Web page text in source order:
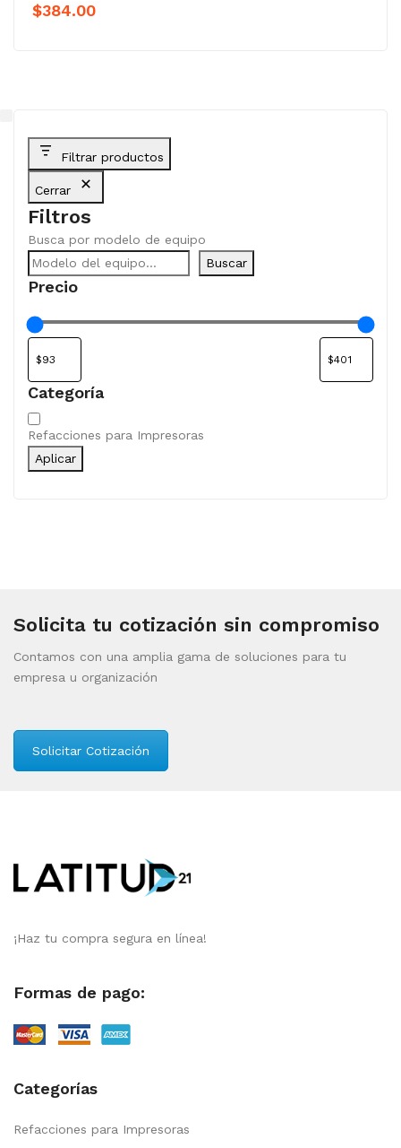
$384.00
Filtrar productos
Cerrar
Filtros
Busca por modelo de equipo
Buscar
Precio
Categoría
Categoría
Refacciones para Impresoras
Aplicar
Solicita tu cotización sin compromiso
Contamos con una amplia gama de soluciones para tu
empresa u organización
Solicitar Cotización
¡Haz tu compra segura en línea!
Formas de pago:
Categorías
Refacciones para Impresoras